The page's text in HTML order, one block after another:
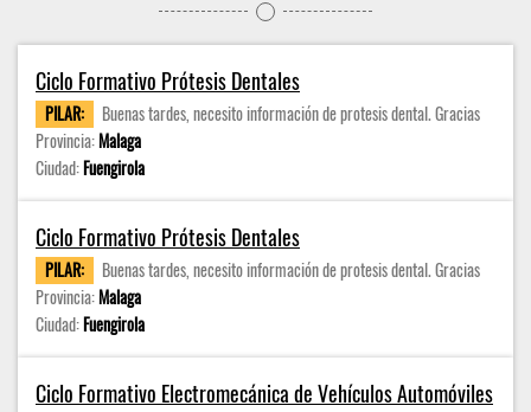
Ciclo Formativo Prótesis Dentales
PILAR:
Buenas tardes, necesito información de protesis dental. Gracias
Provincia:Malaga
Ciudad:Fuengirola
Ciclo Formativo Prótesis Dentales
PILAR:
Buenas tardes, necesito información de protesis dental. Gracias
Provincia:Malaga
Ciudad:Fuengirola
Ciclo Formativo Electromecánica de Vehículos Automóviles